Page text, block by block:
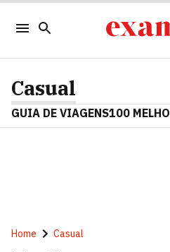
Casual
GUIA DE VIAGENS100
Home Casual